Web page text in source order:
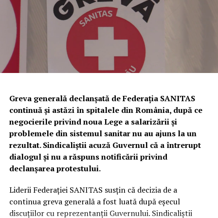
stabilirea și sancționarea contravențiilor silvice.
Totodată, a fost dispusă măsura complementară a
confiscării unei cantități de
338 de kilograme de trufe
evaluate la
81.120 de lei
Urmează verificări privind utilizarea
câinilor pentru identificarea
trufelor
Polițiștii au anunțat că, în perioada următoare,
specialiștii din cadrul Biroului pentru Protecția
Animalelor vor efectua controale privind respectarea
legislației referitoare la deținerea și utilizarea câinilor de
urmă folosiți la identificarea trufelor.
În cazul în care vor fi descoperite abateri, vor fi dispuse
Greva generală declanșată de Federația SANITAS
continuă și astăzi în spitalele din România, după ce
negocierile privind noua Lege a salarizării și
problemele din sistemul sanitar nu au ajuns la un
rezultat. Sindicaliștii acuză Guvernul că a întrerupt
dialogul și nu a răspuns notificării privind
declanșarea protestului.
Liderii Federației SANITAS susțin că decizia de a
continua greva generală a fost luată după eșecul
discuțiilor cu reprezentanții Guvernului. Sindicaliștii